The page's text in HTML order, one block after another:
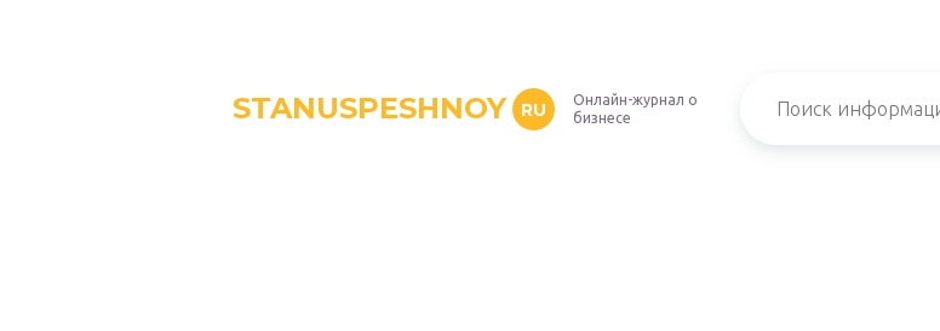
STANUSPESHNOY RU
Онлайн-журнал о
бизнесе